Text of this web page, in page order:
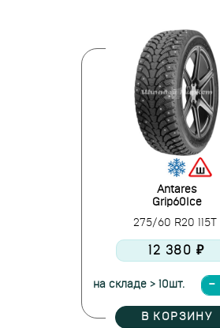
Antares
Grip60Ice
275/60 R20 115T
12 380 ₽
на складе > 10шт.
В КОРЗИНУ